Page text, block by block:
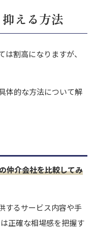
える方法
割高になりますが、
体的な方法について解
仲介会社を比較してみ
するサービス内容や手
正確な相場感を把握す